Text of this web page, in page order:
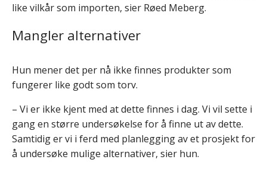
like vilkår som importen, sier Røed Meberg.
Mangler alternativer
Hun mener det per nå ikke finnes produkter som
fungerer like godt som torv.
– Vi er ikke kjent med at dette finnes i dag. Vi vil sette i
gang en større undersøkelse for å finne ut av dette.
Samtidig er vi i ferd med planlegging av et prosjekt for
å undersøke mulige alternativer, sier hun.